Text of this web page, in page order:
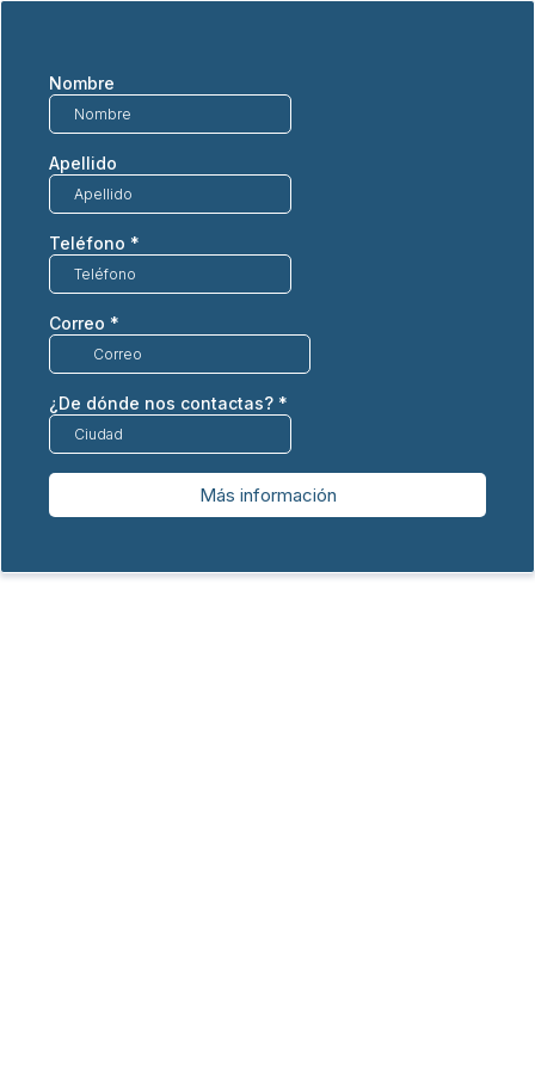
Nombre
Apellido
Teléfono *
Correo *
¿De dónde nos contactas? *
Más información